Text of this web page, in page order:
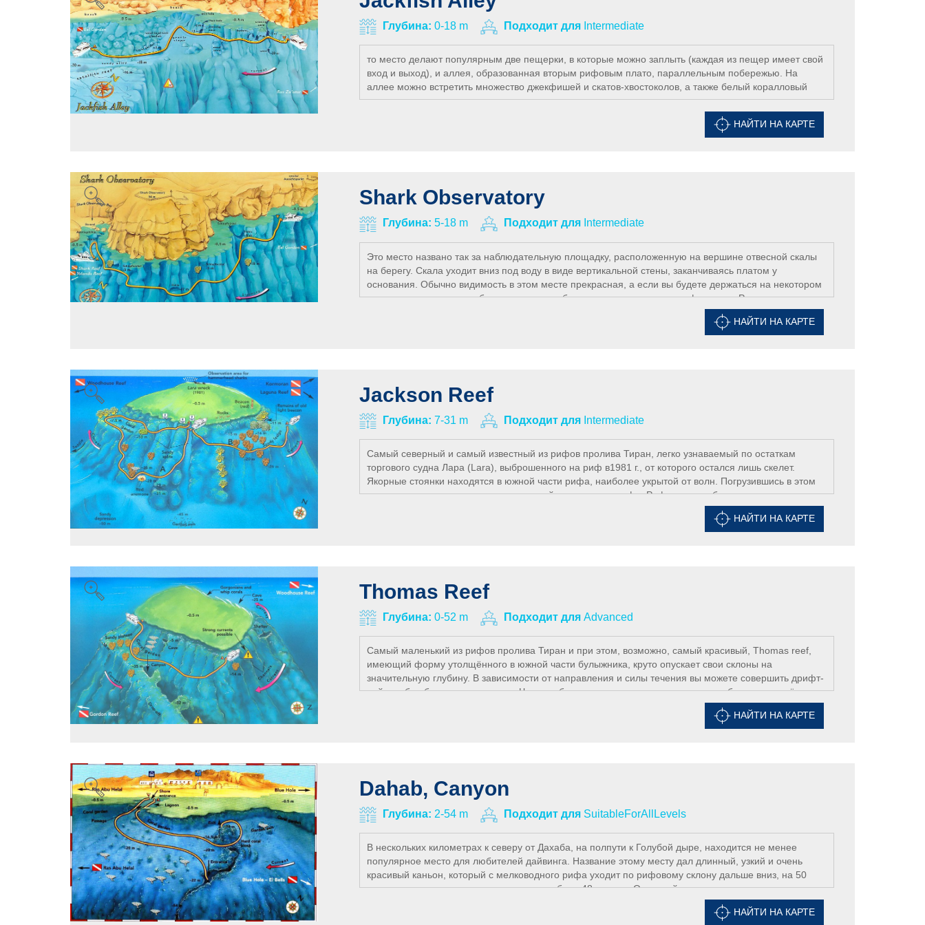
Глубина: 0-18 m Подходит для Intermediate
то место делают популярным две пещерки, в которые можно заплыть (каждая из пещер имеет свой
вход и выход), и аллея, образованная вторым рифовым плато, параллельным побережью. На
аллее можно встретить множество джекфишей и скатов-хвостоколов, а также белый коралловый
сад.
Это место расположено на северной оконечности Синайского полоустрова и не настолько
популярно, как другие места погружений. Во время приятного погружения в течении здесь вы
НАЙТИ НА КАРТЕ
Shark Observatory
Глубина: 5-18 m Подходит для Intermediate
Это место названо так за наблюдательную площадку, расположенную на вершине отвесной скалы
на берегу. Скала уходит вниз под воду в виде вертикальной стены, заканчиваясь платом у
основания. Обычно видимость в этом месте прекрасная, а если вы будете держаться на некотором
расстоянии от стены, то будет похоже, как будто вы погружаетесь в амфитеатре. Расщелины и
маленькие пещерки притягиваю дайверов для их более подробного изучения.
НАЙТИ НА КАРТЕ
Jackson Reef
Глубина: 7-31 m Подходит для Intermediate
Самый северный и самый известный из рифов пролива Тиран, легко узнаваемый по остаткам
торгового судна Лара (Lara), выброшенного на риф в1981 г., от которого остался лишь скелет.
Якорные стоянки находятся в южной части рифа, наиболее укрытой от волн. Погрузившись в этом
месте, можно проплыть до юго-западной оконечности рифа. Риф при этом будет по правую руку
дайвера. Песчаные участки крутого склона чередуются здесь с невысокими кораллами. Часто
можно встретить черепах, разнообразных каранксов (Bluefin trevally), огромное количество
НАЙТИ НА КАРТЕ
Thomas Reef
Глубина: 0-52 m Подходит для Advanced
Самый маленький из рифов пролива Тиран и при этом, возможно, самый красивый, Thomas reef,
имеющий форму утолщённого в южной части булыжника, круто опускает свои склоны на
значительную глубину. В зависимости от направления и силы течения вы можете совершить дрифт-
дайв, либо обычное погружение. Чаще выбирается восточная сторона, как наиболее защищённая
от течений. В северной части этого склона вы можете увидеть под вами уходящую на огромную
глубину расщелину. Знаменитый каньон (Thomas Reef Canyon) находится вне пределов
дайверов на большинстве погружений. Немного везения – и в окружающей риф голубой воде
можно увидеть, особенно рано утром и акул – рифовых или даже молотоголовую.
НАЙТИ НА КАРТЕ
Dahab, Canyon
Глубина: 2-54 m Подходит для SuitableForAllLevels
В нескольких километрах к северу от Дахаба, на полпути к Голубой дыре, находится не менее
популярное место для любителей дайвинга. Название этому месту дал длинный, узкий и очень
красивый каньон, который с мелководного рифа уходит по рифовому склону дальше вниз, на 50
метров до выхода в открытое море на глубине 48 метров. Основной вход к месту проходит через
мелкую лагуну (3 м), лежащую в нескольких шагах от береговой линии. Захватывающий и
НАЙТИ НА КАРТЕ